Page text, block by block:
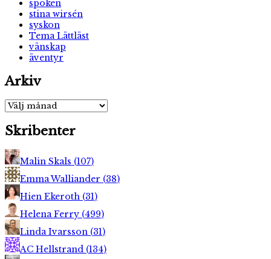
spöken
stina wirsén
syskon
Tema Lättläst
vänskap
äventyr
Arkiv
Arkiv
Skribenter
Malin Skals (107)
Emma Walliander (38)
Hien Ekeroth (31)
Helena Ferry (499)
Linda Ivarsson (31)
AC Hellstrand (134)